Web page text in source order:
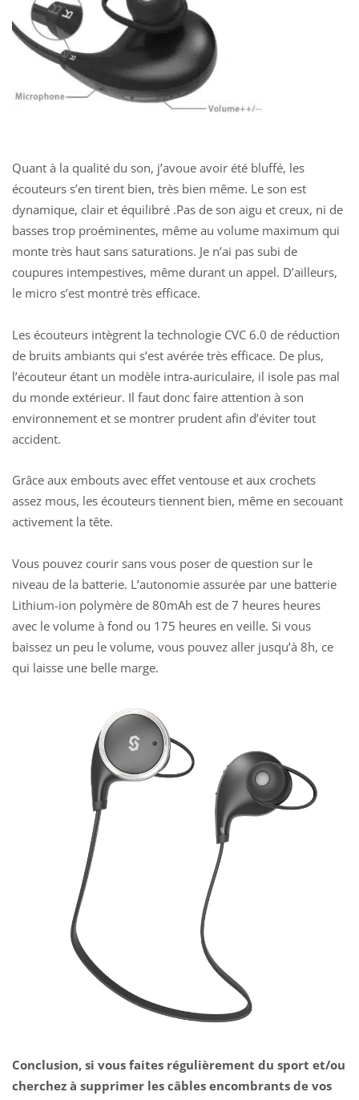
Quant à la qualité du son, j’avoue avoir été bluffé, les
écouteurs s’en tirent bien, très bien même. Le son est
dynamique, clair et équilibré .Pas de son aigu et creux, ni de
basses trop proéminentes, même au volume maximum qui
monte très haut sans saturations. Je n’ai pas subi de
coupures intempestives, même durant un appel. D’ailleurs,
le micro s’est montré très efficace.
Les écouteurs intègrent la technologie CVC 6.0 de réduction
de bruits ambiants qui s’est avérée très efficace. De plus,
l’écouteur étant un modèle intra-auriculaire, il isole pas mal
du monde extérieur. Il faut donc faire attention à son
environnement et se montrer prudent afin d’éviter tout
accident.
Grâce aux embouts avec effet ventouse et aux crochets
assez mous, les écouteurs tiennent bien, même en secouant
activement la tête.
Vous pouvez courir sans vous poser de question sur le
niveau de la batterie. L’autonomie assurée par une batterie
Lithium-ion polymère de 80mAh est de 7 heures heures
avec le volume à fond ou 175 heures en veille. Si vous
baissez un peu le volume, vous pouvez aller jusqu’à 8h, ce
qui laisse une belle marge.
Conclusion, si vous faites régulièrement du sport et/ou
cherchez à supprimer les câbles encombrants de vos